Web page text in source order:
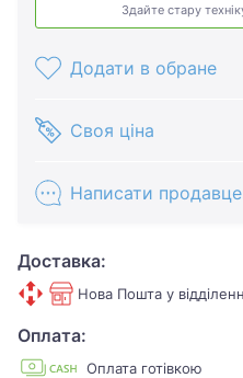
Здайте стару
Додати в обране
Своя ціна
Написати
Доставка:
Нова Пошта у
Оплата:
Оплата готівкою